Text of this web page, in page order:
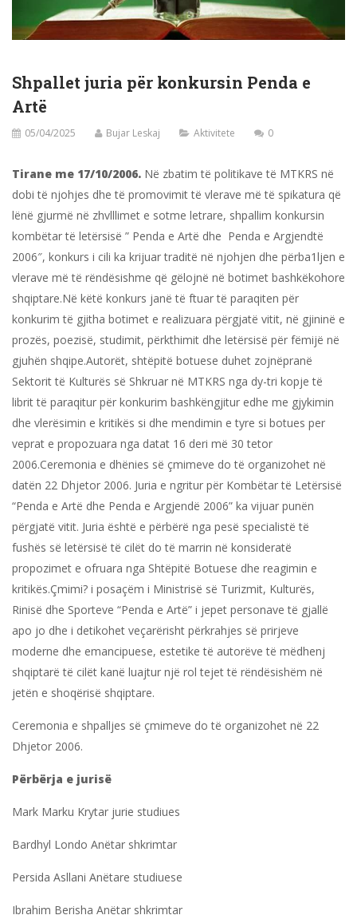
Shpallet juria për konkursin Penda e
Artë
05/04/2025 Bujar Leskaj Aktivitete 0
Tirane me 17/10/2006. Në zbatim të politikave të MTKRS në
dobi të njohjes dhe të promovimit të vlerave më të spikatura që
lënë gjurmë në zhvlllimet e sotme letrare, shpallim konkursin
kombëtar të letërsisë ” Penda e Artë dhe Penda e Argjendtë
2006″, konkurs i cili ka krijuar traditë në njohjen dhe përba1ljen e
vlerave më të rëndësishme që gëlojnë në botimet bashkëkohore
shqiptare.Në këtë konkurs janë të ftuar të paraqiten për
konkurim të gjitha botimet e realizuara përgjatë vitit, në gjininë e
prozës, poezisë, studimit, përkthimit dhe letërsisë për fëmijë në
gjuhën shqipe.Autorët, shtëpitë botuese duhet zojnëpranë
Sektorit të Kulturës së Shkruar në MTKRS nga dy-tri kopje të
librit të paraqitur për konkurim bashkëngjitur edhe me gjykimin
dhe vlerësimin e kritikës si dhe mendimin e tyre si botues per
veprat e propozuara nga datat 16 deri më 30 tetor
2006.Ceremonia e dhënies së çmimeve do të organizohet në
datën 22 Dhjetor 2006. Juria e ngritur për Kombëtar të Letërsisë
“Penda e Artë dhe Penda e Argjendë 2006” ka vijuar punën
përgjatë vitit. Juria është e përbërë nga pesë specialistë të
fushës së letërsisë të cilët do të marrin në konsideratë
propozimet e ofruara nga Shtëpitë Botuese dhe reagimin e
kritikës.Çmimi? i posaçëm i Ministrisë së Turizmit, Kulturës,
Rinisë dhe Sporteve “Penda e Artë” i jepet personave të gjallë
apo jo dhe i detikohet veçarërisht përkrahjes së prirjeve
moderne dhe emancipuese, estetike të autorëve të mëdhenj
shqiptarë të cilët kanë luajtur një rol tejet të rëndësishëm në
jetën e shoqërisë shqiptare.
Ceremonia e shpalljes së çmimeve do të organizohet në 22
Dhjetor 2006.
Përbërja e jurisë
Mark Marku Krytar jurie studiues
Bardhyl Londo Anëtar shkrimtar
Persida Asllani Anëtare studiuese
Ibrahim Berisha Anëtar shkrimtar